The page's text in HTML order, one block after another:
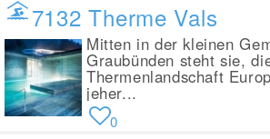
7132 Therme Vals
Mitten in der kleinen
Graubünden steht sie,
Thermenlandschaft
jeher...
0